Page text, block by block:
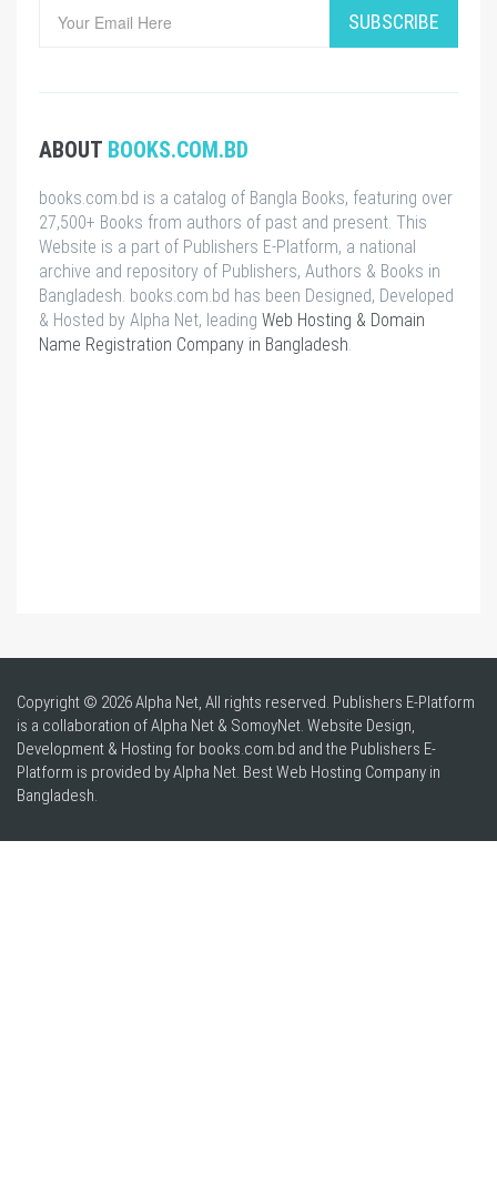
SUBSCRIBE
ABOUT BOOKS.COM.BD
books.com.bd is a catalog of Bangla Books, featuring over
27,500+ Books from authors of past and present. This
Website is a part of Publishers E-Platform, a national
archive and repository of Publishers, Authors & Books in
Bangladesh. books.com.bd has been Designed, Developed
& Hosted by Alpha Net, leading Web Hosting & Domain
Name Registration Company in Bangladesh
Copyright © 2026 Alpha Net, All rights reserved. Publishers E-Platform
is a collaboration of Alpha Net & SomoyNet. Website Design,
Development & Hosting for books.com.bd and the Publishers E-
Platform is provided by Alpha Net. BestWeb Hosting Company in
Bangladesh.